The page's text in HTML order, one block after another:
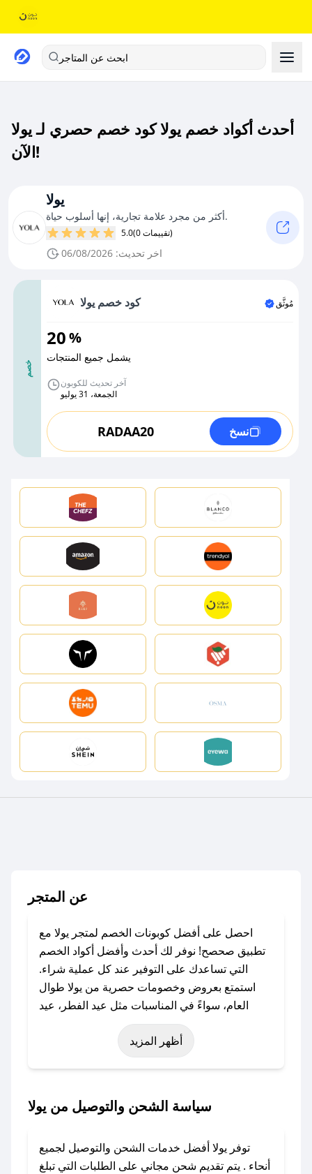
ابحث عن المتاجر
أحدث أكواد خصم يولا كود خصم حصري لـ يولا
الآن!
يولا
أكثر من مجرد علامة تجارية، إنها أسلوب حياة.
5.0 (0 تقييمات)
اخر تحديث: 06/08/2026
خصم
كود خصم يولا مُوثَّق
20%
يشمل جميع المنتجات
آخر تحديث للكوبون
الجمعة، 31 يوليو
RADAA20 نسخ
عن المتجر
احصل على أفضل كوبونات الخصم لمتجر يولا مع
تطبيق صحصح! نوفر لك أحدث وأفضل أكواد الخصم
التي تساعدك على التوفير عند كل عملية شراء.
استمتع بعروض وخصومات حصرية من يولا طوال
العام، سواءً في المناسبات مثل عيد الفطر، عيد
الأضحى، الجمعة البيضاء (شهر نوفمبر)، رمضان،
اليوم الوطني، يوم التأسيس، أو حتى عروض خاصة
باستخدام تطبيق صحصح، يمكنك العثور بسهولة على
معنا عبر تويتر أو البريد الإلكتروني لإضافته بسرعة.
أظهر المزيد
سياسة الشحن والتوصيل من يولا
توفر يولا أفضل خدمات الشحن والتوصيل لجميع
أنحاء . يتم تقديم شحن مجاني على الطلبات التي تبلغ